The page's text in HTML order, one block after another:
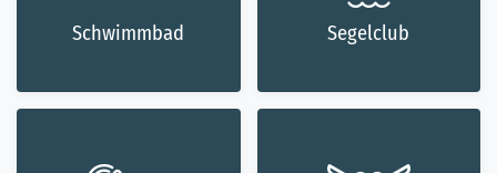
Schwimmbad Segelclub